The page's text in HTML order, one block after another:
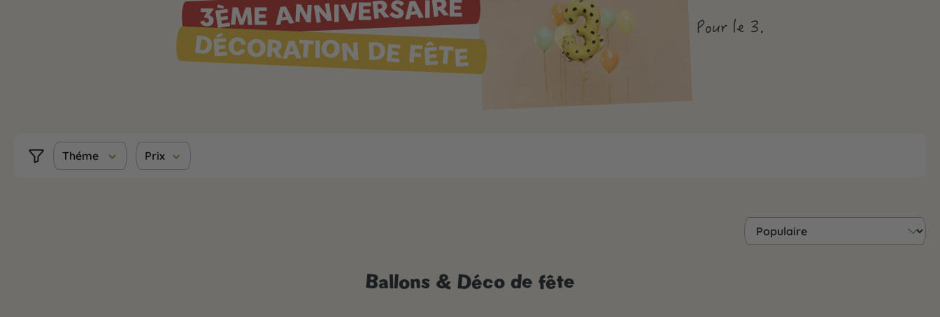
3ÈME ANNIVERSAIRE
DÉCORATION DE FÊTE Pour le 3.
Théme Prix
Ballons & Déco de fête